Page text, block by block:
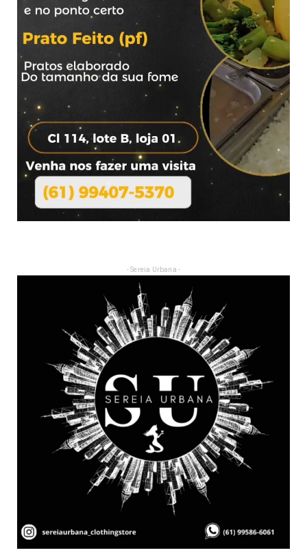
- Sereia Urbana -